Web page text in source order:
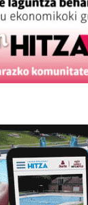
ditu. Zure
asmoz,
hau onartuz
esplizitua